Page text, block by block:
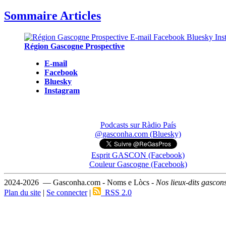
Sommaire Articles
Région Gascogne Prospective
E-mail
Facebook
Bluesky
Instagram
Podcasts sur Ràdio País
@gasconha.com (Bluesky)
Esprit GASCON (Facebook)
Couleur Gascogne (Facebook)
2024-2026 — Gasconha.com - Noms e Lòcs - Nos lieux-dits
Plan du site | Se connecter| RSS 2.0